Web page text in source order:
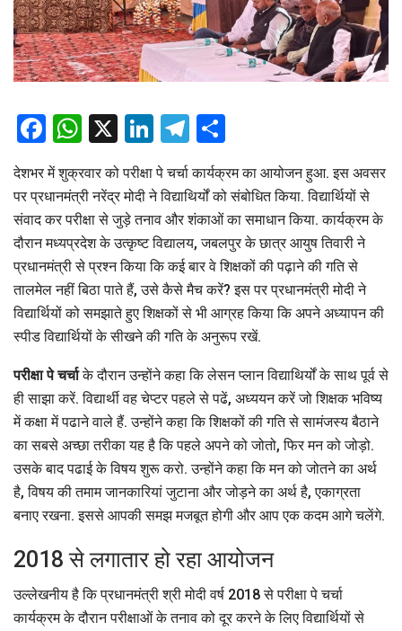
Facebook
WhatsApp
X LinkedIn
Telegram
देशभर में शुक्रवार को परीक्षा पे चर्चा कार्यक्रम का आयोजन हुआ. इस अवसर
पर प्रधानमंत्री नरेंद्र मोदी ने विद्याथिर्यों को संबोधित किया. विद्यार्थियों से
संवाद कर परीक्षा से जुड़े तनाव और शंकाओं का समाधान किया. कार्यक्रम के
दौरान मध्यप्रदेश के उत्कृष्ट विद्यालय, जबलपुर के छात्र आयुष तिवारी ने
प्रधानमंत्री से प्रश्न किया कि कई बार वे शिक्षकों की पढ़ाने की गति से
तालमेल नहीं बिठा पाते हैं, उसे कैसे मैच करें? इस पर प्रधानमंत्री मोदी ने
विद्यार्थियों को समझाते हुए शिक्षकों से भी आग्रह किया कि अपने अध्यापन की
स्पीड विद्यार्थियों के सीखने की गति के अनुरूप रखें.
परीक्षा पे चर्चाके दौरान उन्होंने कहा कि लेसन प्लान विद्याथिर्यों के साथ पूर्व से
ही साझा करें. विद्यार्थी वह चेप्टर पहले से पढें, अध्ययन करें जो शिक्षक भविष्य
में कक्षा में पढाने वाले हैं. उन्होंने कहा कि शिक्षकों की गति से सामंजस्य बैठाने
का सबसे अच्छा तरीका यह है कि पहले अपने को जोतो, फिर मन को जोड़ो.
उसके बाद पढाई के विषय शुरू करो. उन्होंने कहा कि मन को जोतने का अर्थ
है, विषय की तमाम जानकारियां जुटाना और जोड़ने का अर्थ है, एकाग्रता
बनाए रखना. इससे आपकी समझ मजबूत होगी और आप एक कदम आगे चलेंगे.
2018 से लगातार हो रहा आयोजन
उल्लेखनीय है कि प्रधानमंत्री श्री मोदी वर्ष 2018 से परीक्षा पे चर्चा
कार्यक्रम के दौरान परीक्षाओं के तनाव को दूर करने के लिए विद्यार्थियों से